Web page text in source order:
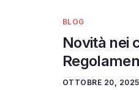
BLOG
Novità nei
OTTOBRE 20, 2025